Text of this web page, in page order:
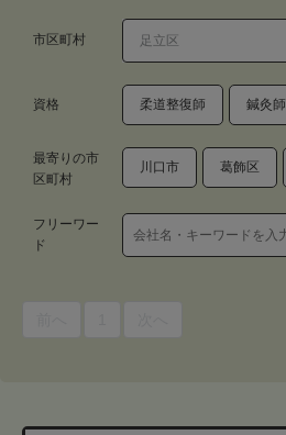
市区町村
資格 柔道整復師 鍼灸師
最寄りの市
区町村
川口市 葛飾区
フリーワー
ド